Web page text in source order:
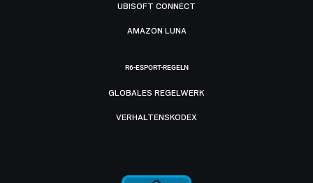
UBISOFT CONNECT
AMAZON LUNA
R6-ESPORT-REGELN
GLOBALES REGELWERK
VERHALTENSKODEX